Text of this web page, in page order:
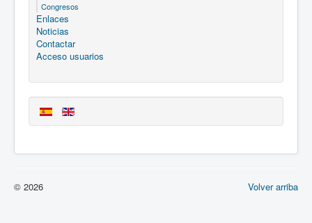
Congresos
Enlaces
Noticias
Contactar
Acceso usuarios
Volver arriba
© 2026